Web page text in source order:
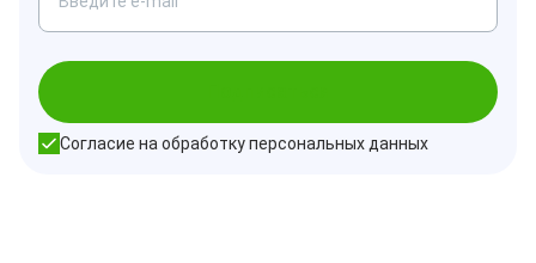
Согласие на обработку персональных данных